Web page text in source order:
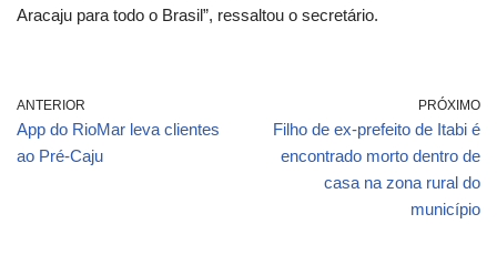
Aracaju para todo o Brasil”, ressaltou o secretário.
ANTERIOR
App do RioMar leva clientes
ao Pré-Caju
PRÓXIMO
Filho de ex-prefeito de Itabi é
encontrado morto dentro de
casa na zona rural do
município